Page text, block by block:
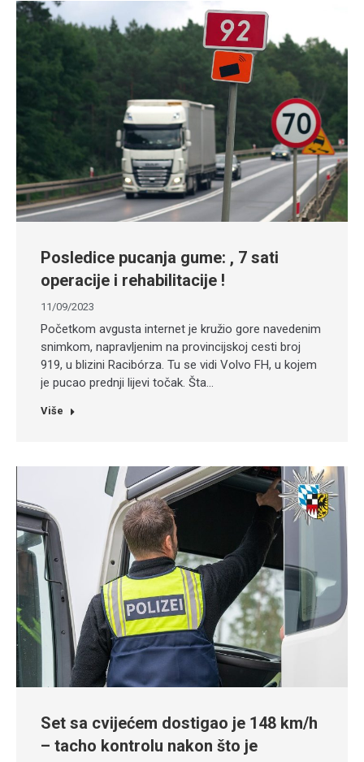
Posledice pucanja gume: , 7 sati
operacije i rehabilitacije !
11/09/2023
Početkom avgusta internet je kružio gore navedenim
snimkom, napravljenim na provincijskoj cesti broj
919, u blizini Racibórza. Tu se vidi Volvo FH, u kojem
je pucao prednji lijevi točak. Šta…
Više
Set sa cvijećem dostigao je 148 km/h
– tacho kontrolu nakon što je